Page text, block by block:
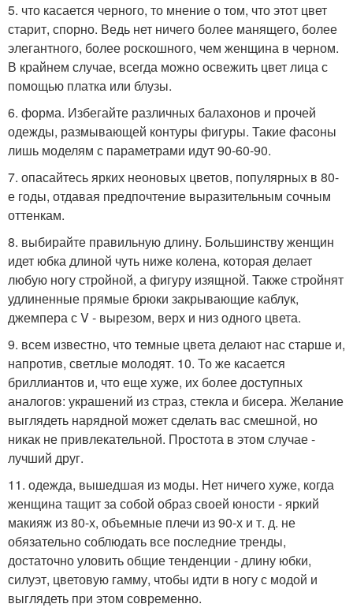
5. что касается черного, то мнение о том, что этот цвет
старит, спорно. Ведь нет ничего более манящего, более
элегантного, более роскошного, чем женщина в черном.
В крайнем случае, всегда можно освежить цвет лица с
помощью платка или блузы.
6. форма. Избегайте различных балахонов и прочей
одежды, размывающей контуры фигуры. Такие фасоны
лишь моделям с параметрами идут 90-60-90.
7. опасайтесь ярких неоновых цветов, популярных в 80-
е годы, отдавая предпочтение выразительным сочным
оттенкам.
8. выбирайте правильную длину. Большинству женщин
идет юбка длиной чуть ниже колена, которая делает
любую ногу стройной, а фигуру изящной. Также стройнят
удлиненные прямые брюки закрывающие каблук,
джемпера с V - вырезом, верх и низ одного цвета.
9. всем известно, что темные цвета делают нас старше и,
напротив, светлые молодят. 10. То же касается
бриллиантов и, что еще хуже, их более доступных
аналогов: украшений из страз, стекла и бисера. Желание
выглядеть нарядной может сделать вас смешной, но
никак не привлекательной. Простота в этом случае -
лучший друг.
11. одежда, вышедшая из моды. Нет ничего хуже, когда
женщина тащит за собой образ своей юности - яркий
макияж из 80-х, объемные плечи из 90-х и т. д. не
обязательно соблюдать все последние тренды,
достаточно уловить общие тенденции - длину юбки,
силуэт, цветовую гамму, чтобы идти в ногу с модой и
выглядеть при этом современно.